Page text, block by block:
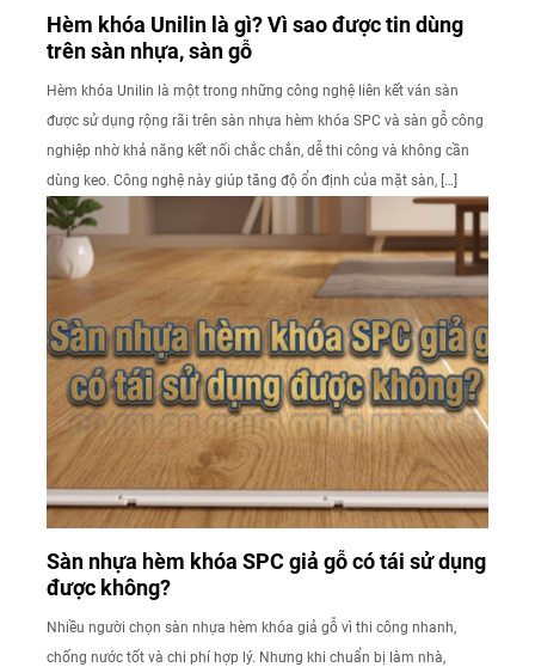
Hèm khóa Unilin là gì? Vì sao được tin dùng
trên sàn nhựa, sàn gỗ
Hèm khóa Unilin là một trong những công nghệ liên kết ván sàn
được sử dụng rộng rãi trên sàn nhựa hèm khóa SPC và sàn gỗ công
nghiệp nhờ khả năng kết nối chắc chắn, dễ thi công và không cần
dùng keo. Công nghệ này giúp tăng độ ổn định của mặt sàn, […]
Sàn nhựa hèm khóa SPC giả gỗ có tái sử dụng
được không?
Nhiều người chọn sàn nhựa hèm khóa giả gỗ vì thi công nhanh,
chống nước tốt và chi phí hợp lý. Nhưng khi chuẩn bị làm nhà,